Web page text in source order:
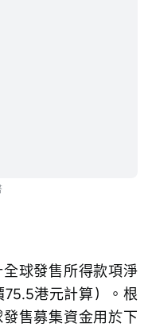
球發售所得款項淨
75.5港元計算）。根
售募集資金用於下